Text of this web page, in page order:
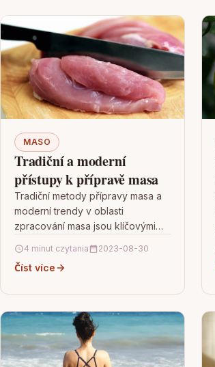
MASO
Tradiční a moderní
přístupy k přípravě masa
Tradiční metody přípravy masa a
moderní trendy v oblasti
zpracování masa jsou klíčovými
gastronomického dědictví.
Tradiční přístup zdůrazňuje
4 minut czytania 2023-08-30
Číst více